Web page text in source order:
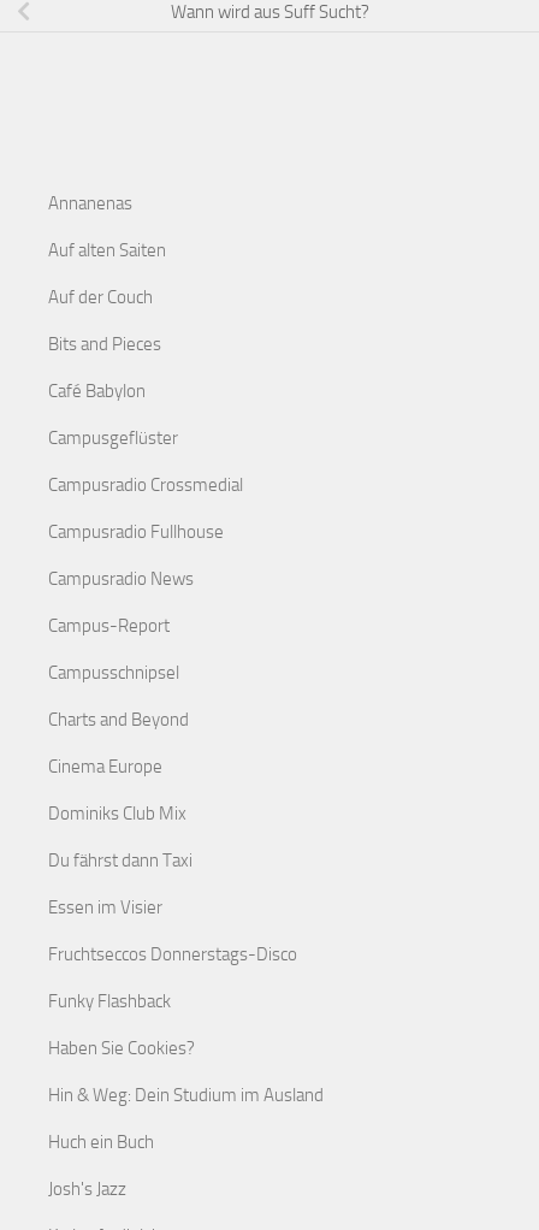
Wann wird aus Suff Sucht?
Annanenas
Auf alten Saiten
Auf der Couch
Bits and Pieces
Café Babylon
Campusgeflüster
Campusradio Crossmedial
Campusradio Fullhouse
Campusradio News
Campus-Report
Campusschnipsel
Charts and Beyond
Cinema Europe
Dominiks Club Mix
Du fährst dann Taxi
Essen im Visier
Fruchtseccos Donnerstags-Disco
Funky Flashback
Haben Sie Cookies?
Hin & Weg: Dein Studium im Ausland
Huch ein Buch
Josh's Jazz